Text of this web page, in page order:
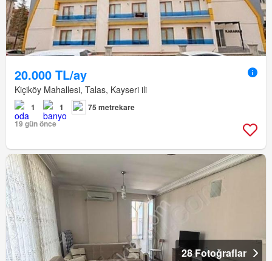
20.000 TL/ay
Kiçiköy Mahallesi, Talas, Kayseri ili
1 1
75 metrekare
19 gün önce
28 Fotoğraflar